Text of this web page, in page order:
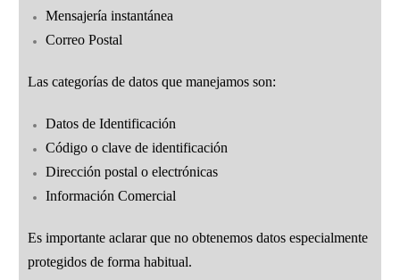
Mensajería instantánea
Correo Postal
Las categorías de datos que manejamos son:
Datos de Identificación
Código o clave de identificación
Dirección postal o electrónicas
Información Comercial
Es importante aclarar que no obtenemos datos especialmente
protegidos de forma habitual.